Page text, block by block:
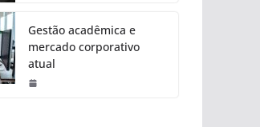
Gestão acadêmica e
mercado corporativo
atual